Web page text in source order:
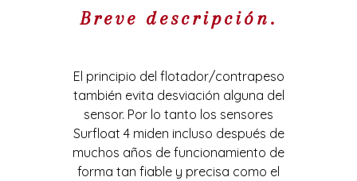
Breve descripción.
El principio del flotador/contrapeso
también evita desviación alguna del
sensor. Por lo tanto los sensores
Surfloat 4 miden incluso después de
muchos años de funcionamiento de
forma tan fiable y precisa como el